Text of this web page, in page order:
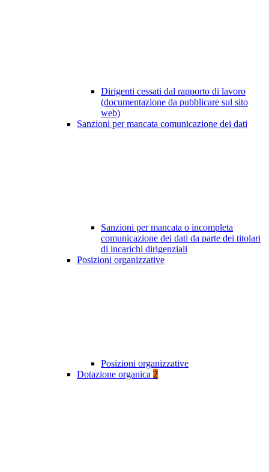
Dirigenti cessati dal rapporto di lavoro
(documentazione da pubblicare sul sito
web)
Sanzioni per mancata comunicazione dei dati
Sanzioni per mancata o incompleta
comunicazione dei dati da parte dei titolari
di incarichi dirigenziali
Posizioni organizzative
Posizioni organizzative
Dotazione organica 2